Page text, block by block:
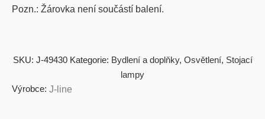
Pozn.: Žárovka není součástí balení.
SKU: J-49430 Kategorie: Bydlení a doplňky, Osvětlení, Stojací
lampy
Výrobce: J-line